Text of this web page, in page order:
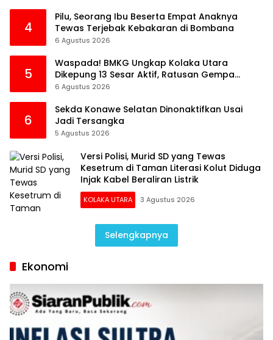
4
Pilu, Seorang Ibu Beserta Empat Anaknya
Tewas Terjebak Kebakaran di Bombana
6 Agustus 2026
5
Waspada! BMKG Ungkap Kolaka Utara
Dikepung 13 Sesar Aktif, Ratusan Gempa
Sudah Terekam
6 Agustus 2026
6
Sekda Konawe Selatan Dinonaktifkan Usai
Jadi Tersangka
5 Agustus 2026
Versi Polisi, Murid SD yang Tewas
Kesetrum di Taman Literasi Kolut Diduga
Injak Kabel Beraliran Listrik
KOLAKA UTARA 3 Agustus 2026
Selengkapnya
Ekonomi